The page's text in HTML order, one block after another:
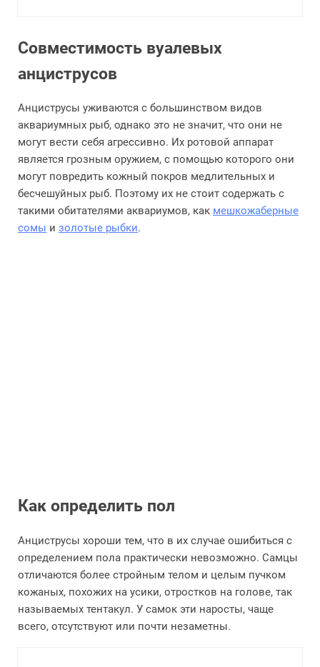
Совместимость вуалевых
анциструсов
Анциструсы уживаются с большинством видов
аквариумных рыб, однако это не значит, что они не
могут вести себя агрессивно. Их ротовой аппарат
является грозным оружием, с помощью которого они
могут повредить кожный покров медлительных и
бесчешуйных рыб. Поэтому их не стоит содержать с
такими обитателями аквариумов, как мешкожаберные
сомы и золотые рыбки.
Как определить пол
Анциструсы хороши тем, что в их случае ошибиться с
определением пола практически невозможно. Самцы
отличаются более стройным телом и целым пучком
кожаных, похожих на усики, отростков на голове, так
называемых тентакул. У самок эти наросты, чаще
всего, отсутствуют или почти незаметны.